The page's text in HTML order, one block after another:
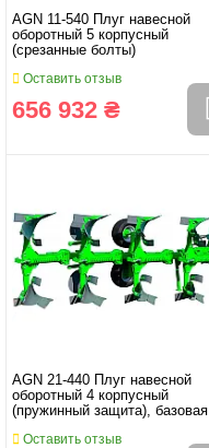
AGN 11-540 Плуг навесной
оборотный 5 корпусный
(срезанные болты)
Оставить отзыв
656 932 ₴
AGN 21-440 Плуг навесной
оборотный 4 корпусный
(пружинный защита), базовая
Оставить отзыв